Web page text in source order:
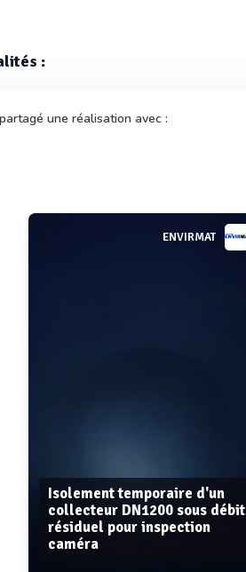
:
une réalisation avec :
ENVIRMAT
Isolement temporaire d'un
collecteur DN1200 sous débit
résiduel pour inspection
caméra